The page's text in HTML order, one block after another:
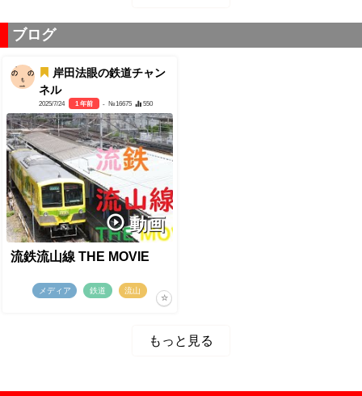
ブログ
岸田法眼の鉄道チャン
ネル
2025/7/24 1 年前 - №16675 550
動画
流鉄流山線 THE MOVIE
メディア 鉄道 流山
もっと見る